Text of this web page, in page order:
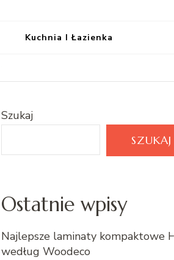
Kuchnia I Łazienka
Szukaj
SZUKAJ
Ostatnie wpisy
Najlepsze laminaty kompaktowe
według Woodeco